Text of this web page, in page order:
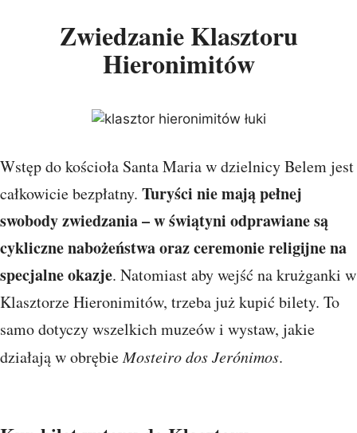
Zwiedzanie Klasztoru
Hieronimitów
Wstęp do kościoła Santa Maria w dzielnicy Belem jest
całkowicie bezpłatny. Turyści nie mają pełnej
swobody zwiedzania – w świątyni odprawiane są
cykliczne nabożeństwa oraz ceremonie religijne na
specjalne okazje. Natomiast aby wejść na krużganki w
Klasztorze Hieronimitów, trzeba już kupić bilety. To
samo dotyczy wszelkich muzeów i wystaw, jakie
działają w obrębieMosteiro dos Jerónimos.